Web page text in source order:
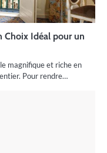
Choix Idéal pour un
magnifique et riche en
Pour rendre…